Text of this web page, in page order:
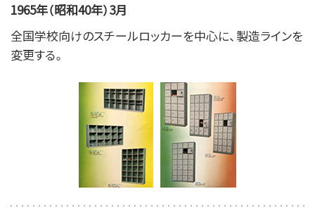
1965年（昭和40年）3月
全国学校向けのスチールロッカーを中心に、製造ラインを
変更する。